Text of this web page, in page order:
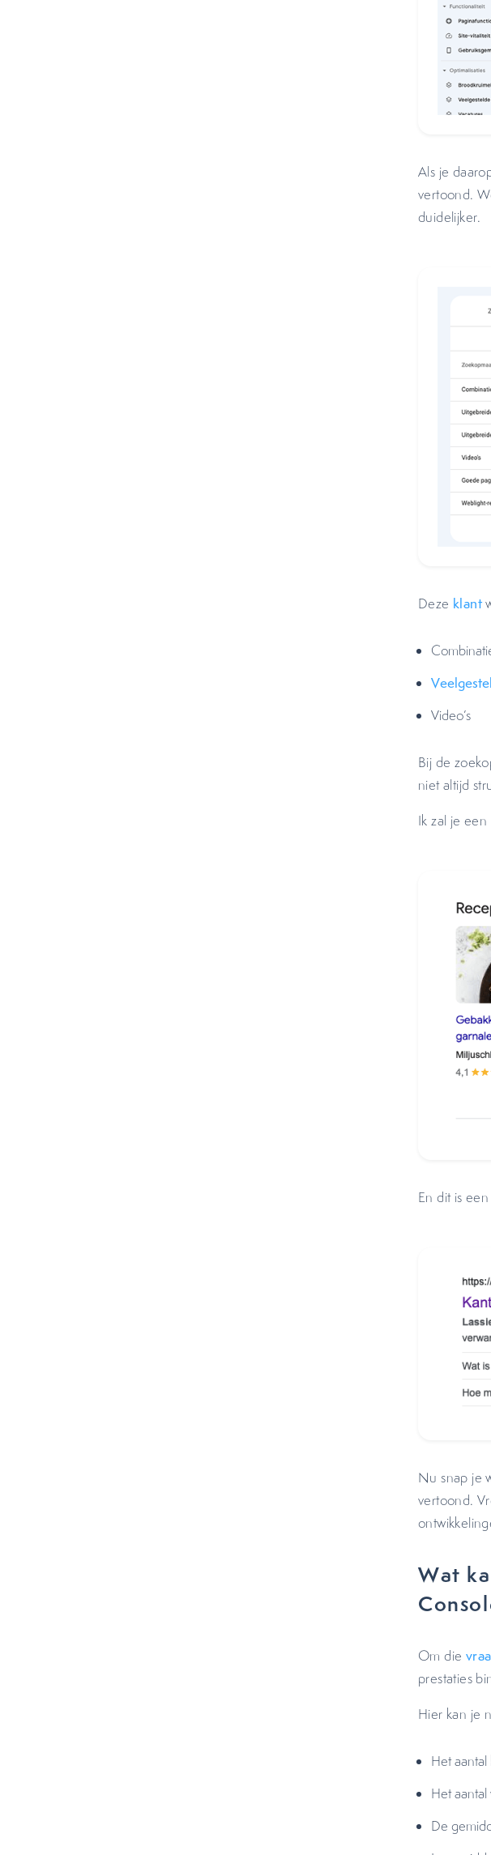
Als je
vertoond.
duidelijker.
Deze klant
Video’s
Bij de
niet altijd
Ik zal je
En dit is
Nu snap je
vertoond.
Wat
Om die
prestaties
Hier kan je
Het
Het
De